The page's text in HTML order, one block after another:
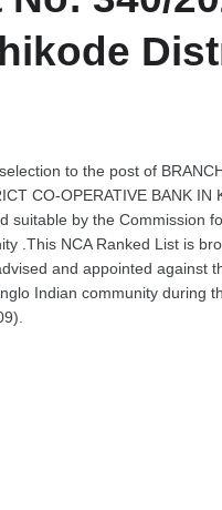
to the post of
CO-OPERATIVE BANK IN
suitable by the Commission
.This NCA Ranked List is
and appointed against
Indian community during